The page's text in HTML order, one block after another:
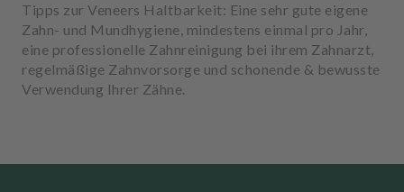
Tipps zur Veneers Haltbarkeit: Eine sehr gute eigene
Zahn- und Mundhygiene, mindestens einmal pro Jahr,
eine professionelle Zahnreinigung bei ihrem Zahnarzt,
regelmäßige Zahnvorsorge und schonende & bewusste
Verwendung Ihrer Zähne.